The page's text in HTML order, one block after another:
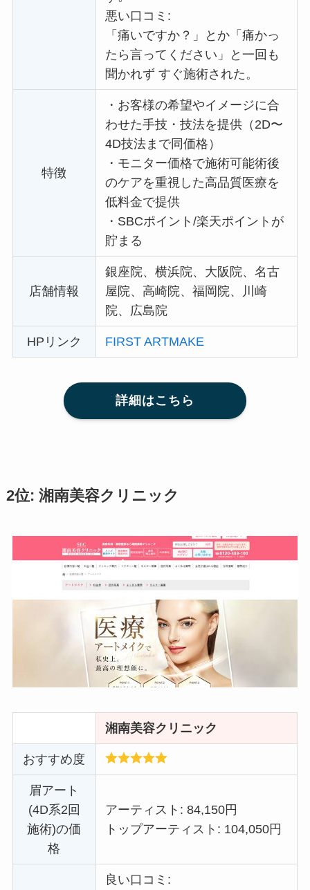
悪い口コミ:
「痛いですか？」とか「痛かっ
たら言ってください」と一回も
聞かれず すぐ施術された。
特徴
・ お客様の希望やイメージに合
わせた手技・技法を提供（2D〜
4D技法まで同価格）
・ モニター価格で施術可能術後
のケアを重視した高品質医療を
低料金で提供
・ SBCポイント/楽天ポイントが
貯まる
店舗情報
銀座院、横浜院、大阪院、名古
屋院、高崎院、福岡院、川崎
院、広島院
HPリンク FIRST ARTMAKE
詳細はこちら
2位: 湘南美容クリニック
湘南美容クリニック
おすすめ度
眉アート
(4D系2回
施術)の価
格
アーティスト: 84,150円
トップアーティスト: 104,050円
良い口コミ: